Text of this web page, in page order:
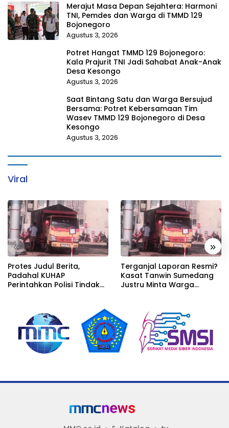
Merajut Masa Depan Sejahtera: Harmoni
TNI, Pemdes dan Warga di TMMD 129
Bojonegoro
Agustus 3, 2026
Potret Hangat TMMD 129 Bojonegoro:
Kala Prajurit TNI Jadi Sahabat Anak-Anak
Desa Kesongo
Agustus 3, 2026
Saat Bintang Satu dan Warga Bersujud
Bersama: Potret Kebersamaan Tim
Wasev TMMD 129 Bojonegoro di Desa
Kesongo
Agustus 3, 2026
Viral
« »
Protes Judul Berita,
Padahal KUHAP
Perintahkan Polisi Tindak
Terganjal Laporan Resmi?
Kasat Tanwin Sumedang
Justru Minta Warga